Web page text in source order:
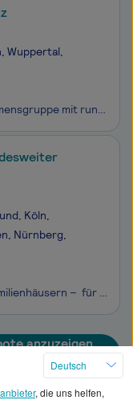
Wuppertal,
Wir sind eine starke Unter­nehmens­gruppe mit rund 2.900 Mit­arbeitenden an 18 Standorten in Deutschland und Europa. Gemeinsam gestalten wir Europas Bahn­infra­struktur und bringen diese voran. Als System­lieferant für schienen­ge­bundene Mobilität schaffen wir täglich neue Verbindungen: für Fern- u
Köln,
Nürnberg,
Serielle Sanierung von Mehrfamilienhäusern – für eine klimaneutrale Zukunft des WohnungssektorsBis 2045 planen wir insgesamt eine Gigatonne CO2 im Wohnungssektor durch serielle energetische Sanierungen einzusparen. Das ist ein globaler Impact! Wir sind DER Partner der Wohnungswirtschaft für bezahlb
anzuzeigen
Deutsch
, die uns helfen,